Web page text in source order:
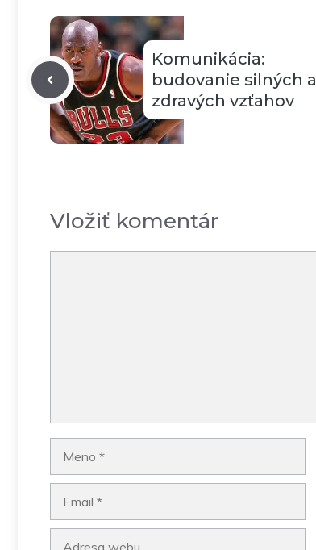
Komunikácia:
budovanie silných a
zdravých vzťahov
Vložiť komentár